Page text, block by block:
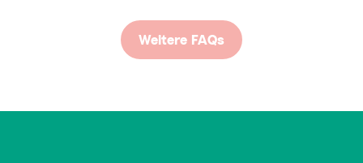
Weitere FAQs